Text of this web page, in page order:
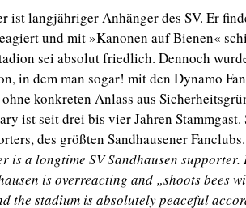
ist langjähriger Anhänger des SV. Er
und mit »Kanonen auf Bienen«
sei absolut friedlich. Dennoch
in dem man sogar! mit den Dynamo
ohne konkreten Anlass aus
ist seit drei bis vier Jahren
des größten Sandhausener Fanclubs.
is a longtime SV Sandhausen
is overreacting and „shoots bees
the stadium is absolutely peaceful